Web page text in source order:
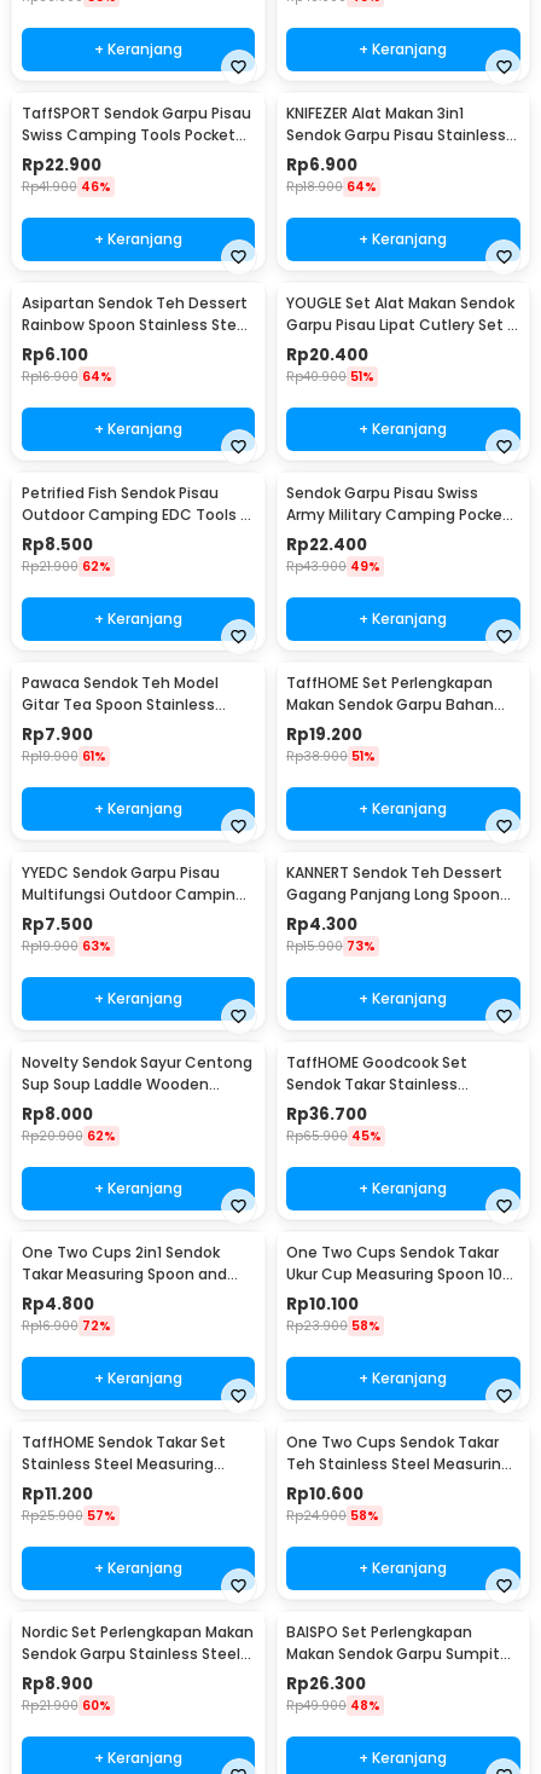
+ Keranjang + Keranjang
TaffSPORT Sendok Garpu Pisau
Swiss Camping Tools Pocket
Knife EDC 5in1 - A008
Rp22.900
Rp41.900 46%
+ Keranjang
KNIFEZER Alat Makan 3in1
Sendok Garpu Pisau Stainless
Travel 20cm - HG1514
Rp6.900
Rp18.900 64%
+ Keranjang
Asipartan Sendok Teh Dessert
Rainbow Spoon Stainless Steel
Bulat - A014
Rp6.100
Rp16.900 64%
+ Keranjang
YOUGLE Set Alat Makan Sendok
Garpu Pisau Lipat Cutlery Set 3
PCS - A009
Rp20.400
Rp40.900 51%
+ Keranjang
Petrified Fish Sendok Pisau
Outdoor Camping EDC Tools -
LX709
Rp8.500
Rp21.900 62%
+ Keranjang
Sendok Garpu Pisau Swiss
Army Military Camping Pocket
Knife EDC 4 in 1 - A011
Rp22.400
Rp43.900 49%
+ Keranjang
Pawaca Sendok Teh Model
Gitar Tea Spoon Stainless
Steel 304 12cm - RR-09
Rp7.900
Rp19.900 61%
+ Keranjang
TaffHOME Set Perlengkapan
Makan Sendok Garpu Bahan
Bambu Cutlery Set - EA02510
Rp19.200
Rp38.900 51%
+ Keranjang
YYEDC Sendok Garpu Pisau
Multifungsi Outdoor Camping
Spork EDC Tools - LX708
Rp7.500
Rp19.900 63%
+ Keranjang
KANNERT Sendok Teh Dessert
Gagang Panjang Long Spoon
Stainless Steel - RR-11
Rp4.300
Rp15.900 73%
+ Keranjang
Novelty Sendok Sayur Centong
Sup Soup Laddle Wooden
Spoon - RR-20
Rp8.000
Rp20.900 62%
+ Keranjang
TaffHOME Goodcook Set
Sendok Takar Stainless
Measuring Spoon 8 PCS - 167
Rp36.700
Rp65.900 45%
+ Keranjang
One Two Cups 2in1 Sendok
Takar Measuring Spoon and
Coffee Tamper - G1120
Rp4.800
Rp16.900 72%
+ Keranjang
One Two Cups Sendok Takar
Ukur Cup Measuring Spoon 10
PCS - 16799
Rp10.100
Rp23.900 58%
+ Keranjang
TaffHOME Sendok Takar Set
Stainless Steel Measuring
Spoon 5 PCS - S300
Rp11.200
Rp25.900 57%
+ Keranjang
One Two Cups Sendok Takar
Teh Stainless Steel Measuring
Spoon 5 PCS - S301
Rp10.600
Rp24.900 58%
+ Keranjang
Nordic Set Perlengkapan Makan
Sendok Garpu Stainless Steel
Cutlery Set - XS-B014
Rp8.900
Rp21.900 60%
+ Keranjang
BAISPO Set Perlengkapan
Makan Sendok Garpu Sumpit
Bambu Cutlery Set Winding -
EA025
Rp26.300
Rp49.900 48%
+ Keranjang